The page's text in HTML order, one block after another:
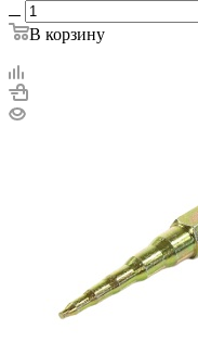
В корзину